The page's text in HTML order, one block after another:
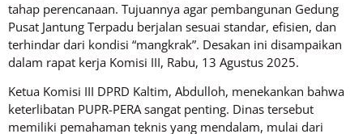
tahap perencanaan. Tujuannya agar pembangunan Gedung
Pusat Jantung Terpadu berjalan sesuai standar, efisien, dan
terhindar dari kondisi “mangkrak”. Desakan ini disampaikan
dalam rapat kerja Komisi III, Rabu, 13 Agustus 2025.
Ketua Komisi III DPRD Kaltim, Abdulloh, menekankan bahwa
keterlibatan PUPR-PERA sangat penting. Dinas tersebut
memiliki pemahaman teknis yang mendalam, mulai dari